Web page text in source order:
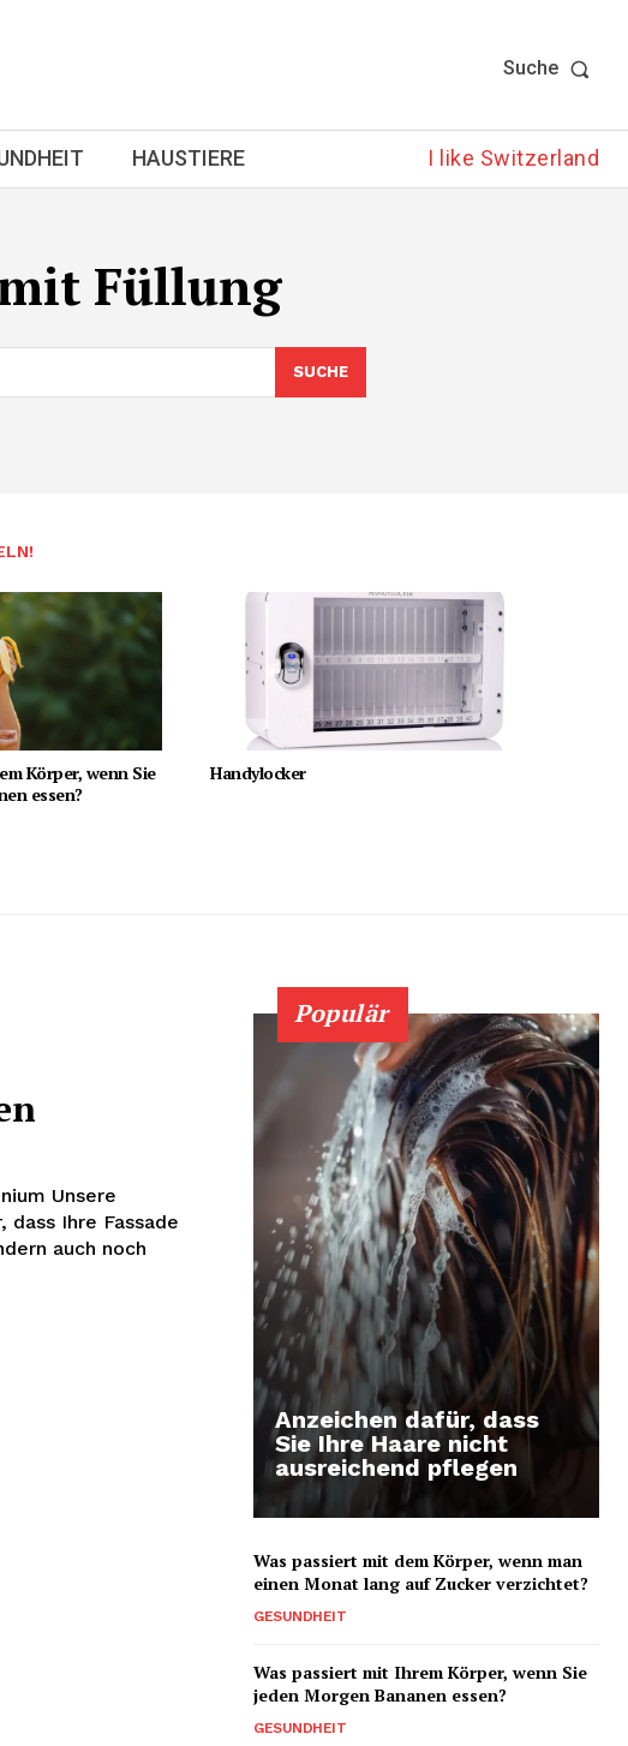
Suche
HAUSTIERE I like Switzerland
Füllung
SUCHE
Körper, wenn Sie
essen?
Handylocker
Unsere
Ihre Fassade
auch noch
Populär
Anzeichen dafür, dass
Sie Ihre Haare nicht
ausreichend pflegen
Was passiert mit dem Körper, wenn man
einen Monat lang auf Zucker verzichtet?
GESUNDHEIT
Was passiert mit Ihrem Körper, wenn Sie
jeden Morgen Bananen essen?
GESUNDHEIT